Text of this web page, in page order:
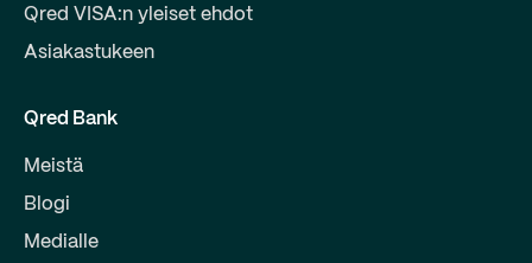
Qred VISA:n yleiset ehdot
Asiakastukeen
Qred Bank
Meistä
Blogi
Medialle